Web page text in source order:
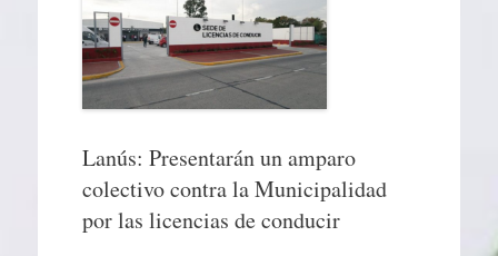
Lanús: Presentarán un amparo
colectivo contra la Municipalidad
por las licencias de conducir